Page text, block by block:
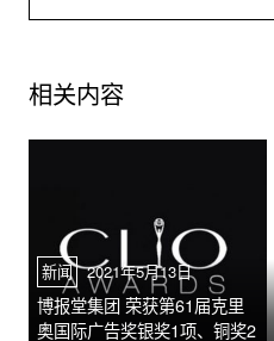
相关内容
新闻 2021年5月13日
博报堂集团 荣获第61届克里
奥国际广告奖银奖1项、铜奖2